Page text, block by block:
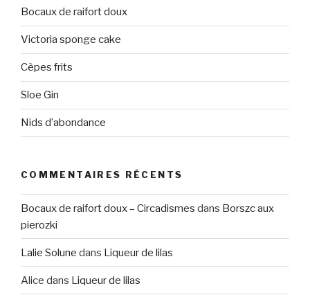
Bocaux de raifort doux
Victoria sponge cake
Cèpes frits
Sloe Gin
Nids d’abondance
COMMENTAIRES RÉCENTS
Bocaux de raifort doux – Circadismes dans Borszc aux
pierozki
Lalie Solune dans Liqueur de lilas
Alice dans Liqueur de lilas